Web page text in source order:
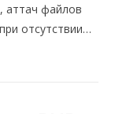
аттач файлов
отсутствии…